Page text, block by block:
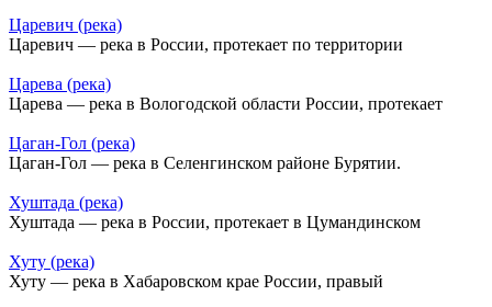
Царевич (река)
Царевич — река в России, протекает по территории
Царева (река)
Царева — река в Вологодской области России, протекает
Цаган-Гол (река)
Цаган-Гол — река в Селенгинском районе Бурятии.
Хуштада (река)
Хуштада — река в России, протекает в Цумандинском
Хуту (река)
Хуту — река в Хабаровском крае России, правый